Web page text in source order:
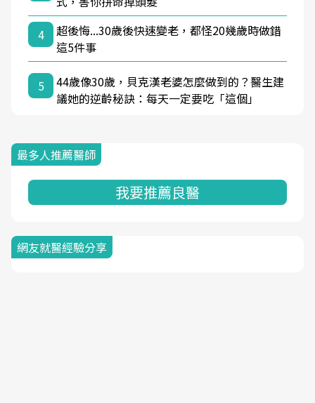
4
超後悔...30歲後快速變老，都怪20幾歲時做錯
這5件事
5
44歲像30歲，貝克漢老婆怎麼做到的？醫生建
議她的逆齡秘訣：每天一定要吃「這個」
最多人推薦醫師
我要推薦良醫
網友就醫經驗分享